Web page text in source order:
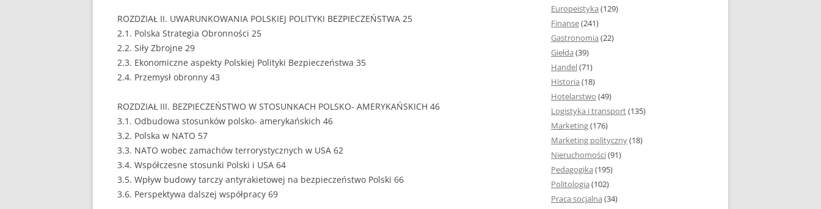
HISTORIA
HOTELARSTWO
LOGISTYKA I TRANSPORT
MARKETING
MARKETING POLITYCZNY
CZCIONKA, MARGINESY I
WIELKOŚĆ STRON
STRUKTURA AKAPITU W PRACY
DYPLOMOWEJ
STYL PRACY DYPLOMOWEJ
SPIS TREŚCI W PRACY
DYPLOMOWEJ
WSTĘP PRACY DYPLOMOWEJ
ROZDZIAŁ II. UWARUNKOWANIA POLSKIEJ POLITYKI BEZPIECZEŃSTWA 25
2.1. Polska Strategia Obronności 25
2.2. Siły Zbrojne 29
2.3. Ekonomiczne aspekty Polskiej Polityki Bezpieczeństwa 35
2.4. Przemysł obronny 43
ROZDZIAŁ III. BEZPIECZEŃSTWO W STOSUNKACH POLSKO- AMERYKAŃSKICH 46
3.1. Odbudowa stosunków polsko- amerykańskich 46
3.2. Polska w NATO 57
3.3. NATO wobec zamachów terrorystycznych w USA 62
3.4. Współczesne stosunki Polski i USA 64
3.5. Wpływ budowy tarczy antyrakietowej na bezpieczeństwo Polski 66
3.6. Perspektywa dalszej współpracy 69
Europeistyka (129)
Finanse(241)
Gastronomia (22)
Giełda (39)
Handel(71)
Historia (18)
Hotelarstwo (49)
Logistyka i transport(135)
Marketing(176)
Marketing polityczny(18)
Nieruchomości(91)
Pedagogika (195)
Politologia (102)
Praca socjalna (34)